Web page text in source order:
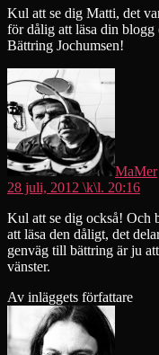
Kul att se dig Matti, det
för dålig att läsa din blogg
Bättring Jochumsen!
MaMer
28 juli, 2012 \k\l. 20:16
Kul att se dig också! Och
att läsa den dåligt, det
genväg till bättring är ju
vänster.
Av inläggets författare